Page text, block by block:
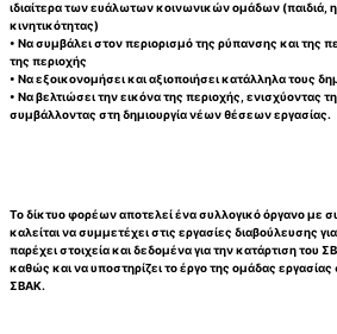
ιδιαίτερα των ευάλωτων κοινωνικών ομάδων (παιδιά,
κινητικότητας)
• Να συμβάλει στον περιορισμό της ρύπανσης και της
της περιοχής
• Να εξοικονομήσει και αξιοποιήσει κατάλληλα τους
• Να βελτιώσει την εικόνα της περιοχής, ενισχύοντας
συμβάλλοντας στη δημιουργία νέων θέσεων εργασίας.
Το δίκτυο φορέων αποτελεί ένα συλλογικό όργανο με
καλείται να συμμετέχει στις εργασίες διαβούλευσης
παρέχει στοιχεία και δεδομένα για την κατάρτιση του
καθώς και να υποστηρίζει το έργο της ομάδας
ΣΒΑΚ.